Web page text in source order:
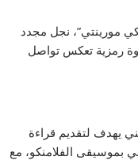
مورينتي”، نجل مجدد
رمزية تعكس تواصل
يهدف لتقديم قراءة
بموسيقى الفلامنكو، مع